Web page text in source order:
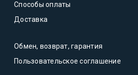
Способы оплаты
Доставка
Обмен, возврат, гарантия
Пользовательское соглашение